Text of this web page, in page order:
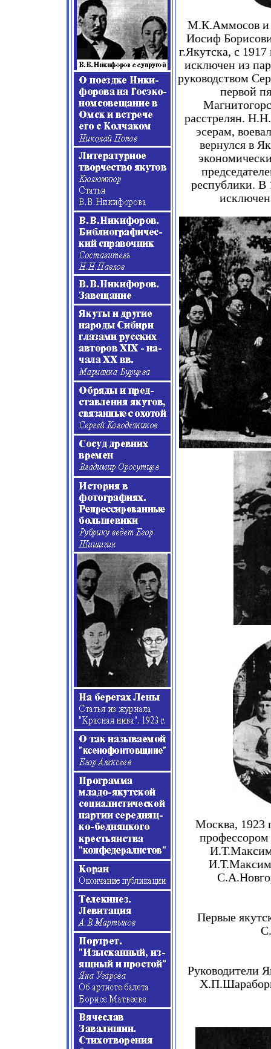
М.К.Аммосов и
Иосиф
г.Якутска, с 1917
исключен из
руководством
первой
расстрелян.
эсерам,
вернулся в
республики. В
Москва, 1923
Первые
Руководители